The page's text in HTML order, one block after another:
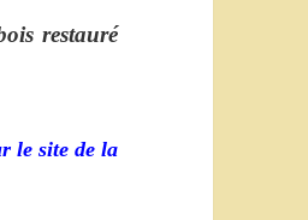
restauré
le site de la